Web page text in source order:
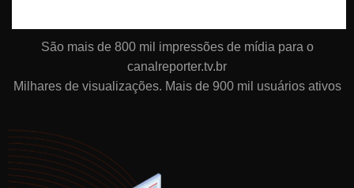
São mais de 800 mil impressões de mídia para o
canalreporter.tv.br
Milhares de visualizações. Mais de 900 mil usuários ativos